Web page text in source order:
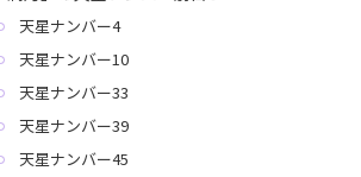
天星ナンバー4
天星ナンバー10
天星ナンバー33
天星ナンバー39
天星ナンバー45